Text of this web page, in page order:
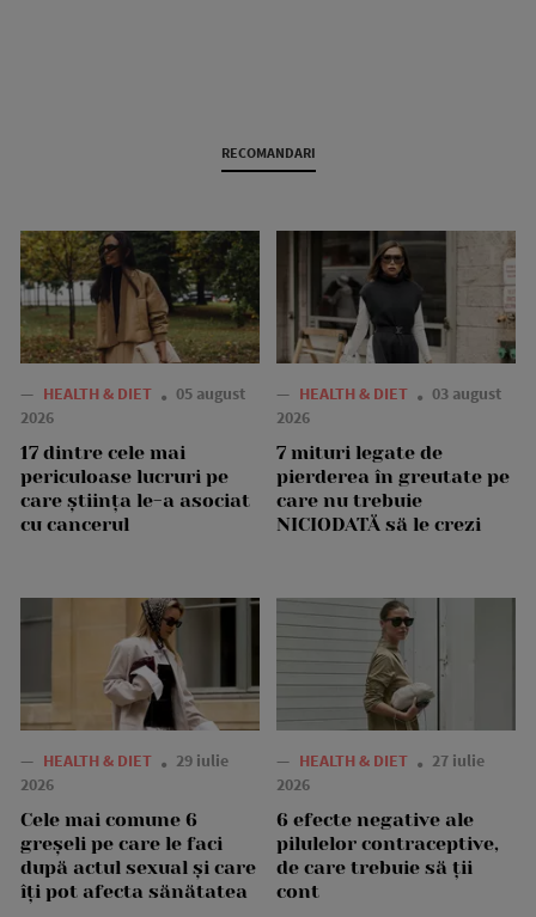
RECOMANDARI
— HEALTH & DIET
05 august
2026
17 dintre cele mai
periculoase lucruri pe
care știința le-a asociat
cu cancerul
— HEALTH & DIET
03 august
2026
7 mituri legate de
pierderea în greutate pe
care nu trebuie
NICIODATĂ să le crezi
— HEALTH & DIET
29 iulie
2026
Cele mai comune 6
greșeli pe care le faci
după actul sexual și care
îți pot afecta sănătatea
— HEALTH & DIET
27 iulie
2026
6 efecte negative ale
pilulelor contraceptive,
de care trebuie să ții
cont